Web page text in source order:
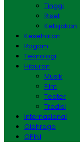
Tinggi
Riset
Kebijakan
Kesehatan
Ragam
Teknologi
Hiburan
Musik
Film
Teater
Tradisi
Internasional
Olahraga
OPINI